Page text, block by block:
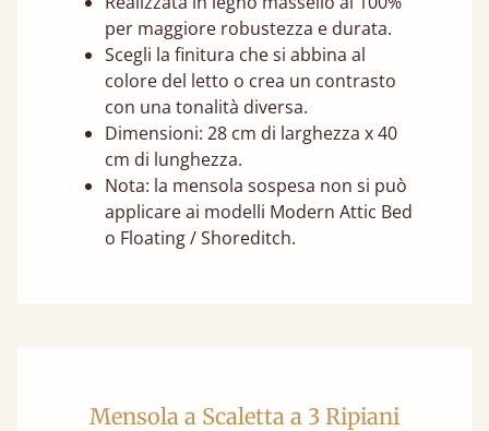
per maggiore robustezza e durata.
Scegli la finitura che si abbina al
colore del letto o crea un contrasto
con una tonalità diversa.
Dimensioni: 28 cm di larghezza x 40
cm di lunghezza.
Nota: la mensola sospesa non si può
applicare ai modelli Modern Attic Bed
o Floating / Shoreditch.
Mensola a Scaletta a 3 Ripiani